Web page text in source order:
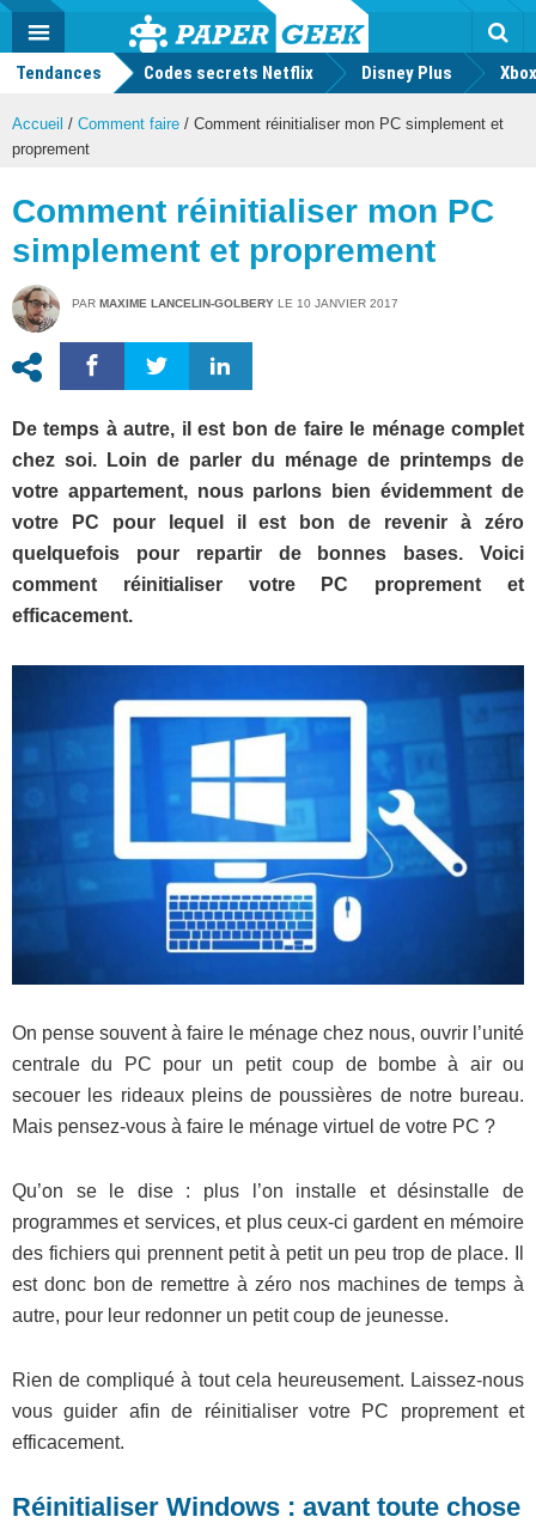
Actu
geek
MENU
Tendances Codes secrets Netflix Disney Plus
Accueil / Comment faire / Comment réinitialiser mon PC simplement et
proprement
Comment réinitialiser mon PC
simplement et proprement
PAR MAXIME LANCELIN-GOLBERY LE 10 JANVIER 2017
De temps à autre, il est bon de faire le ménage complet
chez soi. Loin de parler du ménage de printemps de
votre appartement, nous parlons bien évidemment de
votre PC pour lequel il est bon de revenir à zéro
quelquefois pour repartir de bonnes bases. Voici
comment réinitialiser votre PC proprement et
efficacement.
On pense souvent à faire le ménage chez nous, ouvrir l’unité
centrale du PC pour un petit coup de bombe à air ou
secouer les rideaux pleins de poussières de notre bureau.
Mais pensez-vous à faire le ménage virtuel de votre PC ?
Qu’on se le dise : plus l’on installe et désinstalle de
programmes et services, et plus ceux-ci gardent en mémoire
des fichiers qui prennent petit à petit un peu trop de place. Il
est donc bon de remettre à zéro nos machines de temps à
autre, pour leur redonner un petit coup de jeunesse.
Rien de compliqué à tout cela heureusement. Laissez-nous
vous guider afin de réinitialiser votre PC proprement et
efficacement.
Réinitialiser Windows : avant toute chose
Mode
FacebookTwitter Youtube